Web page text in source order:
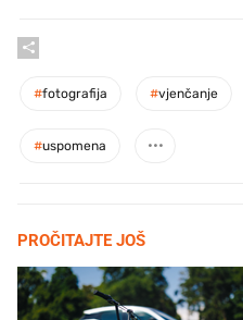
#fotografija #vjenčanje
#uspomena
PROČITAJTE JOŠ